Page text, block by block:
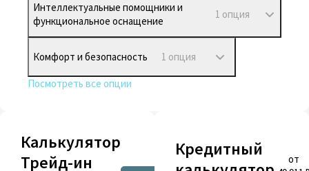
Интеллектуальные помощники и
функциональное оснащение
1 опция
Комфорт и безопасность 1 опция
Посмотреть все опции
Калькулятор
Трейд-ин
Кредитный
от